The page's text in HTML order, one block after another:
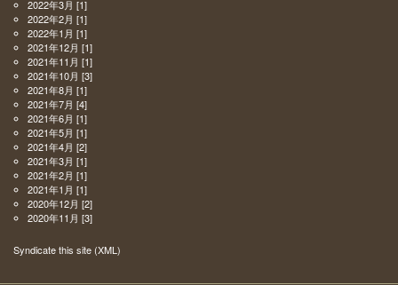
2022年3月 [1]
2022年2月 [1]
2022年1月 [1]
2021年12月 [1]
2021年11月 [1]
2021年10月 [3]
2021年8月 [1]
2021年7月 [4]
2021年6月 [1]
2021年5月 [1]
2021年4月 [2]
2021年3月 [1]
2021年2月 [1]
2021年1月 [1]
2020年12月 [2]
2020年11月 [3]
Syndicate this site (XML)